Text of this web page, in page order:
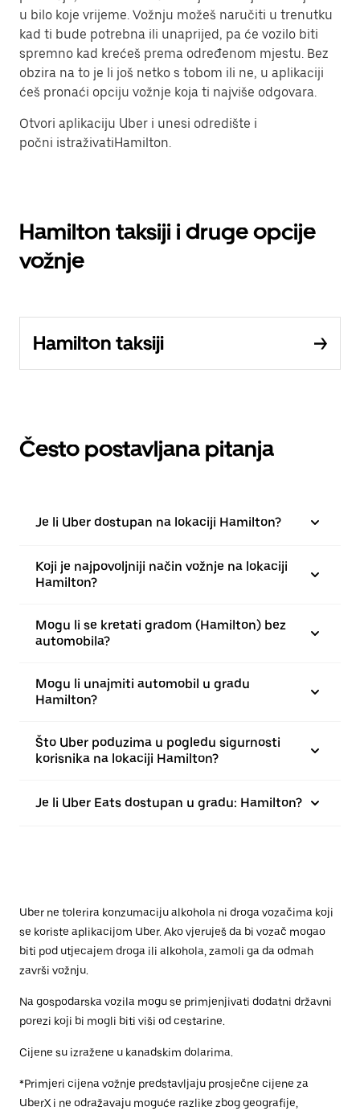
u bilo koje vrijeme. Vožnju možeš naručiti u trenutku
kad ti bude potrebna ili unaprijed, pa će vozilo biti
spremno kad krećeš prema određenom mjestu. Bez
obzira na to je li još netko s tobom ili ne, u aplikaciji
ćeš pronaći opciju vožnje koja ti najviše odgovara.
Otvori aplikaciju Uber i unesi odredište i
počni istraživatiHamilton.
Hamilton taksiji i druge opcije
vožnje
Hamilton taksiji
Često postavljana pitanja
Je li Uber dostupan na lokaciji Hamilton?
Koji je najpovoljniji način vožnje na lokaciji
Hamilton?
Mogu li se kretati gradom (Hamilton) bez
automobila?
Mogu li unajmiti automobil u gradu
Hamilton?
Što Uber poduzima u pogledu sigurnosti
korisnika na lokaciji Hamilton?
Je li Uber Eats dostupan u gradu: Hamilton?
Uber ne tolerira konzumaciju alkohola ni droga vozačima koji
se koriste aplikacijom Uber. Ako vjeruješ da bi vozač mogao
biti pod utjecajem droga ili alkohola, zamoli ga da odmah
završi vožnju.
Na gospodarska vozila mogu se primjenjivati dodatni državni
porezi koji bi mogli biti viši od cestarine.
Cijene su izražene u kanadskim dolarima.
*Primjeri cijena vožnje predstavljaju prosječne cijene za
UberX i ne odražavaju moguće razlike zbog geografije,